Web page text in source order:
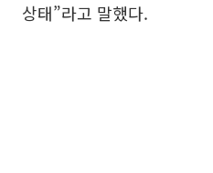
상태”라고 말했다.